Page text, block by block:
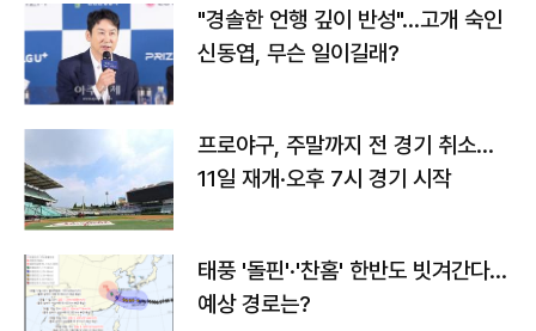
"경솔한 언행 깊이 반성"…고개 숙인
신동엽, 무슨 일이길래?
프로야구, 주말까지 전 경기 취소…
11일 재개·오후 7시 경기 시작
태풍 '돌핀'·'찬홈' 한반도 빗겨간다…
예상 경로는?